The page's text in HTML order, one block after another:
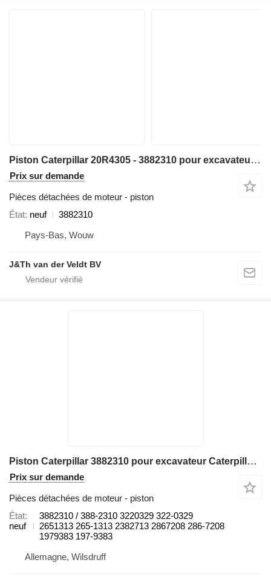
Piston Caterpillar 20R4305 - 3882310 pour excavateur Caterpillar 14 16 18 730 352 982 C13 349 1GC 16M D8N 14M3 16M3 18M3 730C 980C 345C 345D 349D 980F 972H 980L R1700 W345C 730C2 349D2 CX31-C13I
Prix sur demande
Pièces détachées de moteur - piston
État neuf
3882310
Pays-Bas, Wouw
J&Th van der Veldt BV
Piston Caterpillar 3882310 pour excavateur Caterpillar 16M 345C 345C L 345C MH 345D 345D L 349D L 730 730C 972H 980C C13 CX31-C13I D8N W345C
Prix sur demande
Pièces détachées de moteur - piston
État
neuf
3882310 / 388-2310 3220329 322-0329
2651313 265-1313 2382713 2867208 286-7208
1979383 197-9383
Allemagne, Wilsdruff